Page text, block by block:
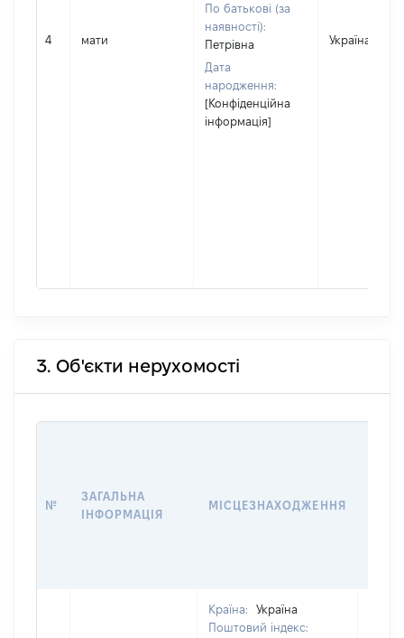
4 мати
По батькові (за
наявності):
Петрівна
Дата
народження:
[Конфіденційна
інформація]
Україна
3. Об'єкти нерухомості
№
ЗАГАЛЬНА
ІНФОРМАЦІЯ
МІСЦЕЗНАХОДЖЕННЯ
Країна:
Україна
Поштовий індекс: